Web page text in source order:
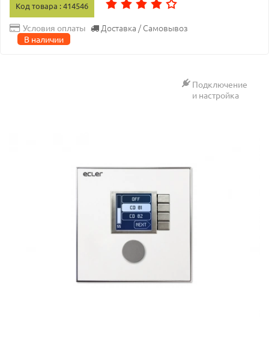
Код товара : 414546
Условия оплаты Доставка / Самовывоз
В наличии
Подключение
и настройка